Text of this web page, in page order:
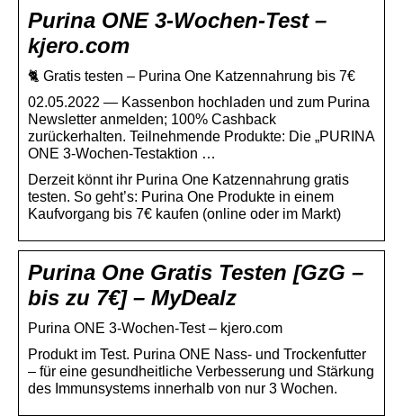
Purina ONE 3-Wochen-Test –
kjero.com
🐈 Gratis testen – Purina One Katzennahrung bis 7€
02.05.2022 — Kassenbon hochladen und zum Purina
Newsletter anmelden; 100% Cashback
zurückerhalten. Teilnehmende Produkte: Die „PURINA
ONE 3-Wochen-Testaktion …
Derzeit könnt ihr Purina One Katzennahrung gratis
testen. So geht’s: Purina One Produkte in einem
Kaufvorgang bis 7€ kaufen (online oder im Markt)
Purina One Gratis Testen [GzG –
bis zu 7€] – MyDealz
Purina ONE 3-Wochen-Test – kjero.com
Produkt im Test. Purina ONE Nass- und Trockenfutter
– für eine gesundheitliche Verbesserung und Stärkung
des Immunsystems innerhalb von nur 3 Wochen.